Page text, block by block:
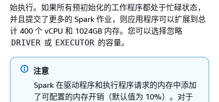
始执行。如果所有预初始化的工作程序都处于忙碌状态，
并且提交了更多的 Spark 作业，则应用程序可以扩展到总
计 400 个 vCPU 和 1024GB 内存。您可以选择忽略
DRIVER 或 EXECUTOR 的容量。
注意
Spark 在驱动程序和执行程序请求的内存中添加
了可配置的内存开销（默认值为 10%）。对于